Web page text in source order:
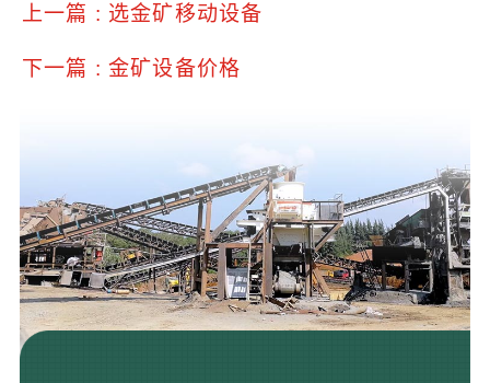
上一篇 : 选金矿移动设备
下一篇 : 金矿设备价格